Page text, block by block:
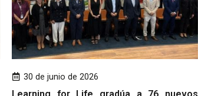
30 de junio de 2026